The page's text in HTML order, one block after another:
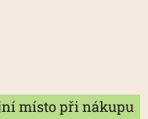
místo při nákupu